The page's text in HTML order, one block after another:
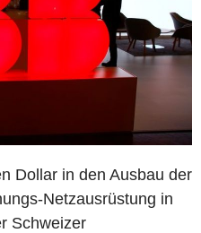
Dollar in den Ausbau der
Netzausrüstung in
Schweizer